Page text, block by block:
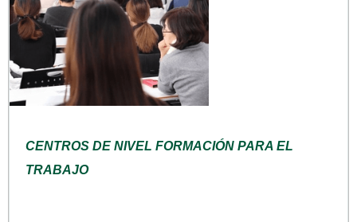
CENTROS DE NIVEL FORMACIÓN PARA EL
TRABAJO